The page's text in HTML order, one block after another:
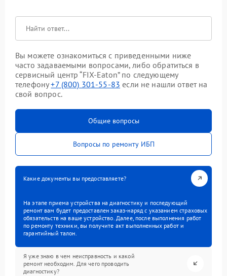
Вы можете ознакомиться с приведенными ниже
часто задаваемыми вопросами, либо обратиться в
сервисный центр “FIX-Eaton” по следующему
телефону+7 (800) 301-55-83 если не нашли ответ на
свой вопрос.
Общие вопросы
Вопросы по ремонту ИБП
Какие документы вы предоставляете?
На этапе приема устройства на диагностику и последующий
ремонт вам будет предоставлен заказ-наряд с указанием страховых
обязательств на ваше устройство. Далее, после выполнения работ
по ремонту техники, вы получите акт выполненных работ и
гарантийный талон.
Я уже знаю в чем неисправность и какой
ремонт необходим. Для чего проводить
диагностику?